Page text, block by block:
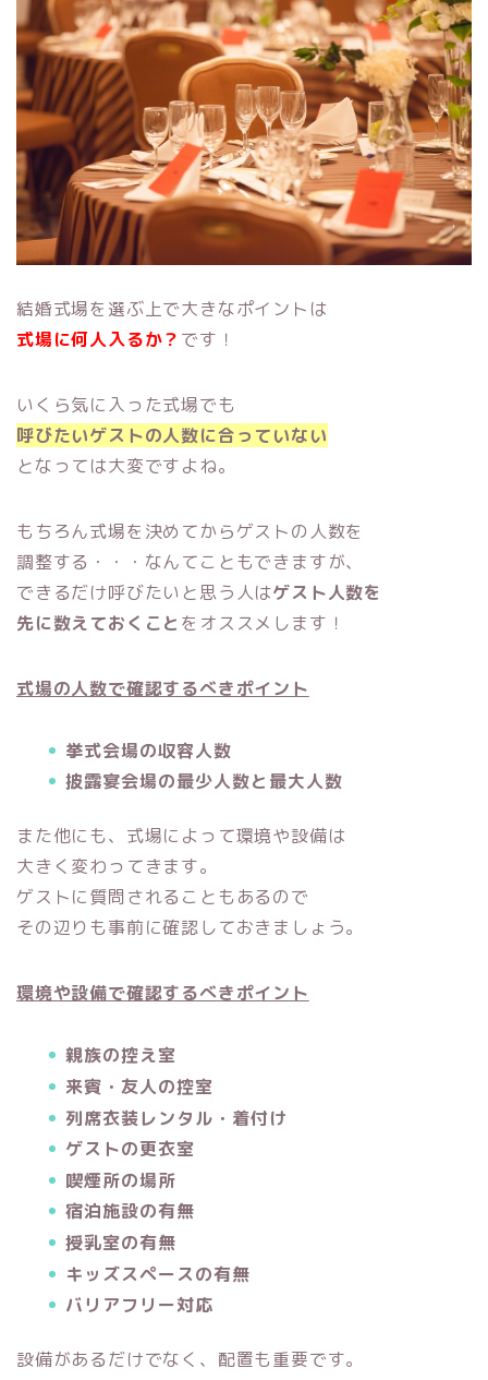
結婚式場を選ぶ上で大きなポイントは
式場に何人入るか？ です！
いくら気に入った式場でも
呼びたいゲストの人数に合っていない
となっては大変ですよね。
もちろん式場を決めてからゲストの人数を
調整する・・・なんてこともできますが、
できるだけ呼びたいと思う人はゲスト人数を
先に数えておくこと をオススメします！
式場の人数で確認するべきポイント
挙式会場の収容人数
披露宴会場の最少人数と最大人数
また他にも、式場によって環境や設備は
大きく変わってきます。
ゲストに質問されることもあるので
その辺りも事前に確認しておきましょう。
環境や設備で確認するべきポイント
親族の控え室
来賓・友人の控室
列席衣装レンタル・着付け
ゲストの更衣室
喫煙所の場所
宿泊施設の有無
授乳室の有無
キッズスペースの有無
バリアフリー対応
設備があるだけでなく、配置も重要です。